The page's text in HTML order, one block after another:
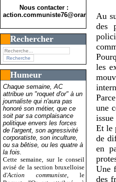
Nous contacter :
action.communiste76@orange.fr>
Rechercher
Humeur
Chaque semaine, AC
attribue un "roquet d'or" à un
journaliste qui n'aura pas
honoré son métier, que ce
soit par sa complaisance
politique envers les forces
de l'argent, son agressivité
corporatiste, son inculture,
ou sa bêtise, ou les quatre à
la fois.
Cette semaine, sur le conseil
avisé de la section bruxelloise
d'Action communiste , le
Au
des
les
une
Et le
de
en
Une
des